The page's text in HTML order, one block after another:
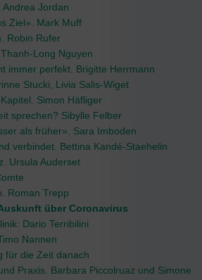
Andrea Jordan
Ziel». Mark Muff
Robin Rufer
Long Nguyen
immer perfekt. Brigitte Herrmann
Stucki, Livia Salis-Wiget
Simon Häfliger
sprechen? Sibylle Felber
als früher». Sara Imboden
verbindet. Bettina Kandé-Staehelin
Ursula Auderset
Roman Trepp
über Coronavirus
Dario Terribilini
Nannen
für die Zeit danach
Praxis. Barbara Piccolruaz und Simone